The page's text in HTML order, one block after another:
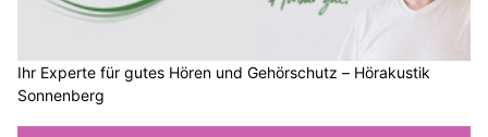
Ihr Experte für gutes Hören und Gehörschutz – Hörakustik
Sonnenberg